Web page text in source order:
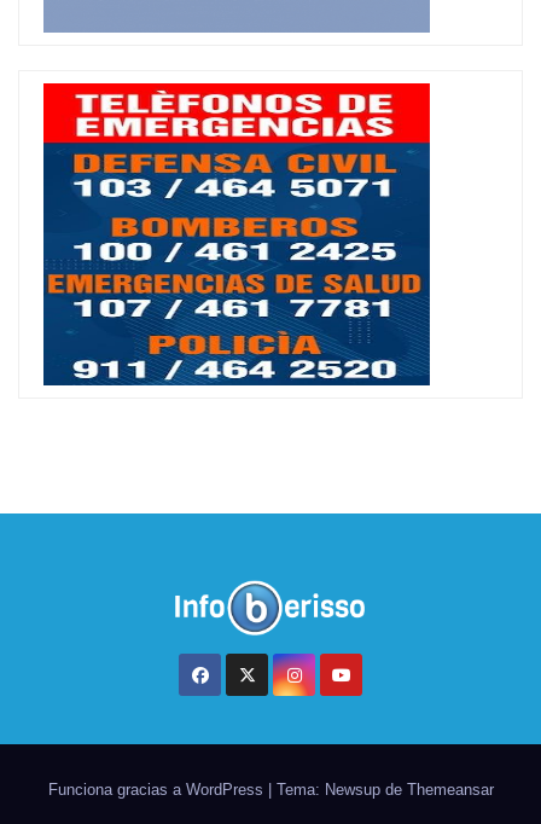
Funciona gracias a WordPress | Tema: Newsup de Themeansar